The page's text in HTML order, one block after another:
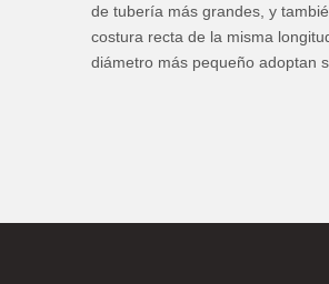
de tubería más grandes, y
costura recta de la misma
diámetro más pequeño adoptan